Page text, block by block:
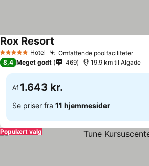
5 Stjerner Hotel Omfattende poolfaciliteter
Rox Resort
8,4 Meget godt 469 19.9 km til Algade
Af 1.643 kr.
Se priser fra 11 hjemmesider
Populært valg